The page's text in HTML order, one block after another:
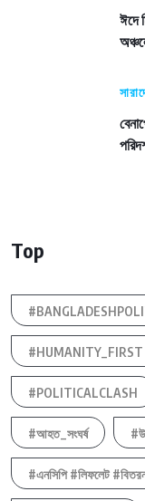
ঈদে
Top
#HUMANITY_FIRST
#POLITICALCLASH
#আহত_সংঘর্ষ
#এনসিপি #লিফলেট